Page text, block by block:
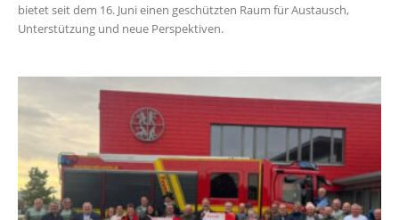
bietet seit dem 16. Juni einen geschützten Raum für Austausch,
Unterstützung und neue Perspektiven.